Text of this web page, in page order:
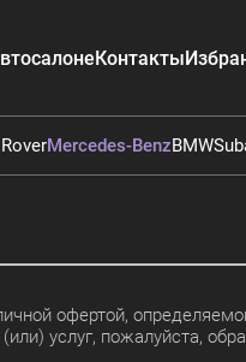
Контакты
Mercedes-BenzBMW
офертой,
услуг, пожалуйста,